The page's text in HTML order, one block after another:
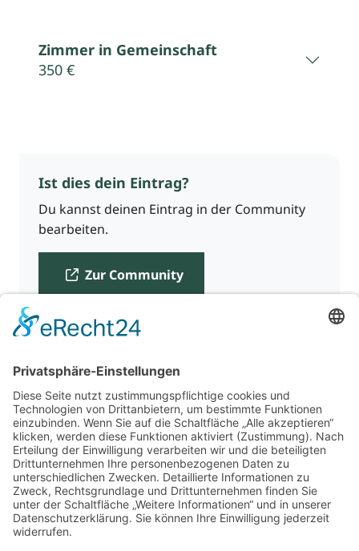
Zimmer in Gemeinschaft
350 €
Ist dies dein Eintrag?
Du kannst deinen Eintrag in der Community
bearbeiten.
Zur Community
Für Beratende
Kontakt
Über uns